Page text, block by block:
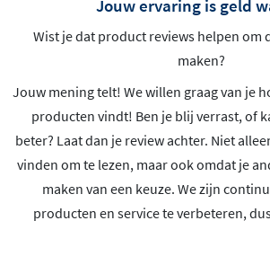
Jouw ervaring is geld
Wist je dat product reviews helpen om
maken?
Jouw mening telt! We willen graag van je
producten vindt! Ben je blij verrast, of
beter? Laat dan je review achter. Niet
vinden om te lezen, maar ook omdat je
maken van een keuze. We zijn
producten en service te verbeteren,